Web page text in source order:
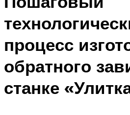
процесс
обратного
станке